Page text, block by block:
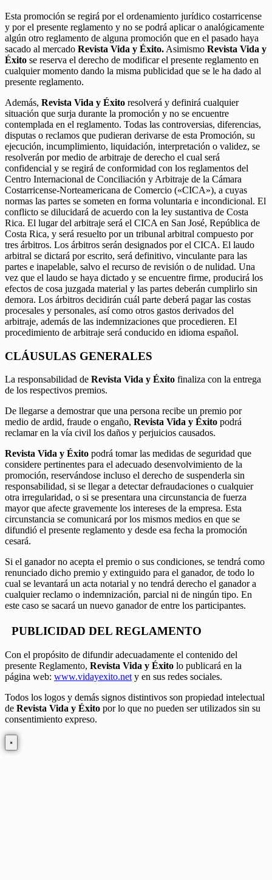
Esta promoción se regirá por el ordenamiento jurídico costarricense
y por el presente reglamento y no se podrá aplicar o analógicamente
algún otro reglamento de alguna promoción que en el pasado haya
sacado al mercado Revista Vida y Éxito. Asimismo Revista Vida y
Éxito se reserva el derecho de modificar el presente reglamento en
cualquier momento dando la misma publicidad que se le ha dado al
presente reglamento.
Además, Revista Vida y Éxito resolverá y definirá cualquier
situación que surja durante la promoción y no se encuentre
contemplada en el reglamento. Todas las controversias, diferencias,
disputas o reclamos que pudieran derivarse de esta Promoción, su
ejecución, incumplimiento, liquidación, interpretación o validez, se
resolverán por medio de arbitraje de derecho el cual será
confidencial y se regirá de conformidad con los reglamentos del
Centro Internacional de Conciliación y Arbitraje de la Cámara
Costarricense-Norteamericana de Comercio («CICA»), a cuyas
normas las partes se someten en forma voluntaria e incondicional. El
conflicto se dilucidará de acuerdo con la ley sustantiva de Costa
Rica. El lugar del arbitraje será el CICA en San José, República de
Costa Rica, y será resuelto por un tribunal arbitral compuesto por
tres árbitros. Los árbitros serán designados por el CICA. El laudo
arbitral se dictará por escrito, será definitivo, vinculante para las
partes e inapelable, salvo el recurso de revisión o de nulidad. Una
vez que el laudo se haya dictado y se encuentre firme, producirá los
efectos de cosa juzgada material y las partes deberán cumplirlo sin
demora. Los árbitros decidirán cuál parte deberá pagar las costas
procesales y personales, así como otros gastos derivados del
arbitraje, además de las indemnizaciones que procedieren. El
procedimiento de arbitraje será conducido en idioma español.
CLÁUSULAS GENERALES
La responsabilidad de Revista Vida y Éxito finaliza con la entrega
de los respectivos premios.
De llegarse a demostrar que una persona recibe un premio por
medio de ardid, fraude o engaño, Revista Vida y Éxito podrá
reclamar en la vía civil los daños y perjuicios causados.
Revista Vida y Éxito podrá tomar las medidas de seguridad que
considere pertinentes para el adecuado desenvolvimiento de la
promoción, reservándose incluso el derecho de suspenderla sin
responsabilidad, si se llegar a detectar defraudaciones o cualquier
otra irregularidad, o si se presentara una circunstancia de fuerza
mayor que afecte gravemente los intereses de la empresa. Esta
circunstancia se comunicará por los mismos medios en que se
difundió el presente reglamento y desde esa fecha la promoción
cesará.
Si el ganador no acepta el premio o sus condiciones, se tendrá como
renunciado dicho premio y extinguido para el ganador, de todo lo
cual se levantará un acta notarial y no tendrá derecho el ganador a
cualquier reclamo o indemnización, parcial ni de ningún tipo. En
este caso se sacará un nuevo ganador de entre los participantes.
PUBLICIDAD DEL REGLAMENTO
Con el propósito de difundir adecuadamente el contenido del
presente Reglamento, Revista Vida y Éxito lo publicará en la
página web: www.vidayexito.net y en sus redes sociales.
Todos los logos y demás signos distintivos son propiedad intelectual
de Revista Vida y Éxito por lo que no pueden ser utilizados sin su
consentimiento expreso.
×